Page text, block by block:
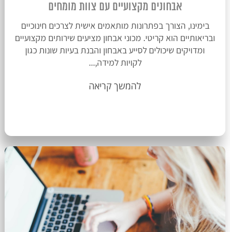
אבחונים מקצועיים עם צוות מומחים
בימינו, הצורך בפתרונות מותאמים אישית לצרכים חינוכיים
ובריאותיים הוא קריטי. מכוני אבחון מציעים שירותים מקצועיים
ומדויקים שיכולים לסייע באבחון והבנת בעיות שונות כגון
לקויות למידה,...
להמשך קריאה